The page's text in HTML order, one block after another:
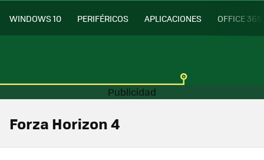
WINDOWS 10 PERIFÉRICOS APLICACIONES OFFICE 365
Forza Horizon 4